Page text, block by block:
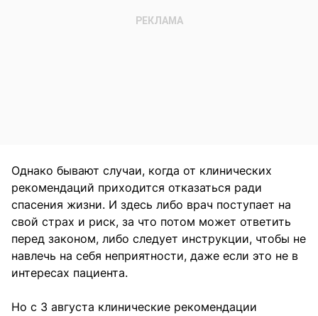
Однако бывают случаи, когда от клинических
рекомендаций приходится отказаться ради
спасения жизни. И здесь либо врач поступает на
свой страх и риск, за что потом может ответить
перед законом, либо следует инструкции, чтобы не
навлечь на себя неприятности, даже если это не в
интересах пациента.
Но с 3 августа клинические рекомендации